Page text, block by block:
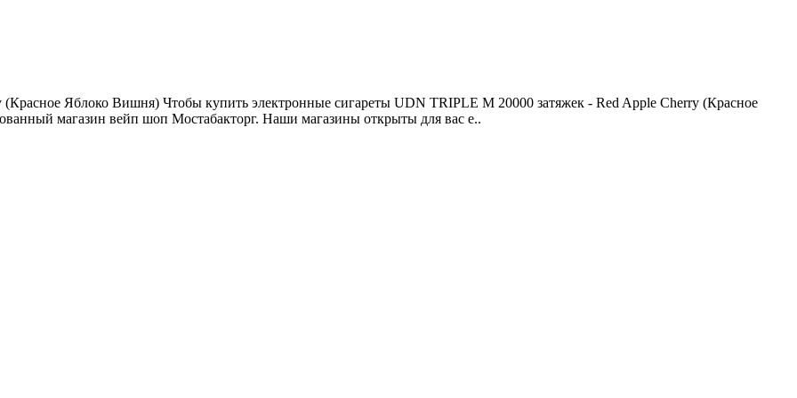
Яблоко Вишня) Чтобы купить электронные сигареты UDN TRIPLE M 20000 затяжек - Red Apple Cherry (Красное
магазин вейп шоп Мостабакторг. Наши магазины открыты для вас е..